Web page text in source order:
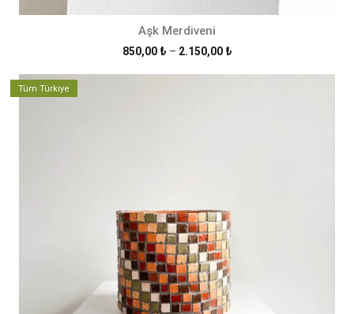
Aşk Merdiveni
850,00 ₺ – 2.150,00 ₺Fiyat
Tüm Türkiye